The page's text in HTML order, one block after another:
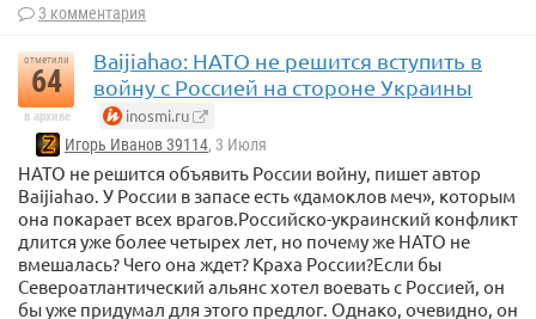
3 комментария
отметили
64
в архиве
Baijiahao: НАТО не решится вступить в
войну с Россией на стороне Украины
inosmi.ru
Игорь Иванов 39114, 3 Июля
НАТО не решится объявить России войну, пишет автор
Baijiahao. У России в запасе есть «дамоклов меч», которым
она покарает всех врагов.Российско-украинский конфликт
длится уже более четырех лет, но почему же НАТО не
вмешалась? Чего она ждет? Краха России?Если бы
Североатлантический альянс хотел воевать с Россией, он
бы уже придумал для этого предлог. Однако, очевидно, он